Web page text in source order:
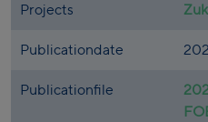
Projects
Publicationdate
Publicationfile